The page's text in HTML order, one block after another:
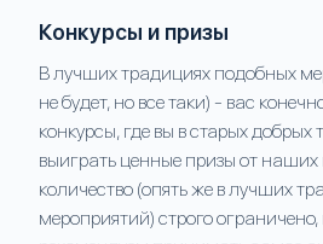
Конкурсы и призы
В лучших традициях подобных
не будет, но все таки) - вас
конкурсы, где вы в старых
выиграть ценные призы от наших
количество (опять же в лучших
мероприятий) строго